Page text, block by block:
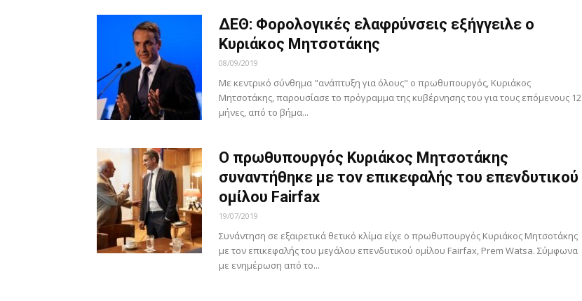
ΔΕΘ: Φορολογικές ελαφρύνσεις εξήγγειλε ο
Κυριάκος Μητσοτάκης
08/09/2019
Με κεντρικό σύνθημα "ανάπτυξη για όλους" ο πρωθυπουργός, Κυριάκος
Μητσοτάκης, παρουσίασε το πρόγραμμα της κυβέρνησης του για τους επόμενους 12
μήνες, από το βήμα...
Ο πρωθυπουργός Κυριάκος Μητσοτάκης
συναντήθηκε με τον επικεφαλής του επενδυτικού
ομίλου Fairfax
19/07/2019
Συνάντηση σε εξαιρετικά θετικό κλίμα είχε ο πρωθυπουργός Κυριάκος Μητσοτάκης
με τον επικεφαλής του μεγάλου επενδυτικού ομίλου Fairfax, Prem Watsa. Σύμφωνα
με ενημέρωση από το...